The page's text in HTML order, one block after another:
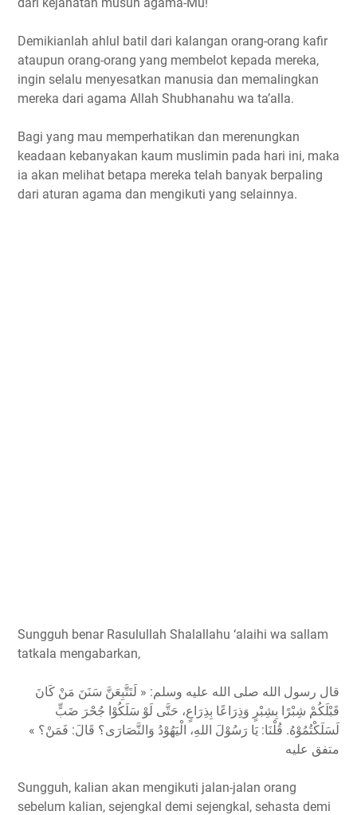
Demikianlah ahlul batil dari kalangan orang-orang kafir
ataupun orang-orang yang membelot kepada mereka,
ingin selalu menyesatkan manusia dan memalingkan
mereka dari agama Allah Shubhanahu wa ta’alla.
Bagi yang mau memperhatikan dan merenungkan
keadaan kebanyakan kaum muslimin pada hari ini, maka
ia akan melihat betapa mereka telah banyak berpaling
dari aturan agama dan mengikuti yang selainnya.
Sungguh benar Rasulullah Shalallahu ‘alaihi wa sallam
tatkala mengabarkan,
قال رسول الله صلى الله عليه وسلم: « لَتَتَّبِعَنَّ سَنَنَ مَنْ كَانَ
قَبْلَكُمْ شِبْرًا بِشِبْرٍ وَذِرَاعًا بِذِرَاعٍ، حَتَّى لَوْ سَلَكُوْا جُحْرَ ضَبٍّ
لَسَلَكْتُمُوْهُ. قُلْنَا: يَا رَسُوْلَ اللهِ، الْيَهُوْدُ وَالنَّصَارَى؟ قَالَ: فَمَنْ؟ »
متفق عليه
Sungguh, kalian akan mengikuti jalan-jalan orang
sebelum kalian, sejengkal demi sejengkal, sehasta demi